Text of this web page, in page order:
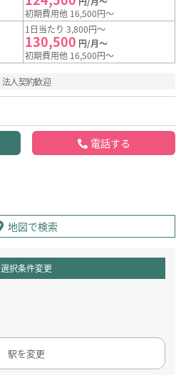
初期費用他 16,500円～
1日当たり 3,800円～
130,500 円/月～
初期費用他 16,500円～
法人契約歓迎
電話する
地図で検索
選択条件変更
駅を変更